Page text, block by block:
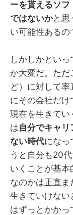
ーを貰えるソ
ではないかと思
い可能性ある
しかしかとい
か大変だ。た
ど）に対して
にその会社だ
現在を生きてい
は自分でキャ
ない時代になっ
うと自分も20
いくことが基本
なのかは正直
生きていけない
はずっとかか